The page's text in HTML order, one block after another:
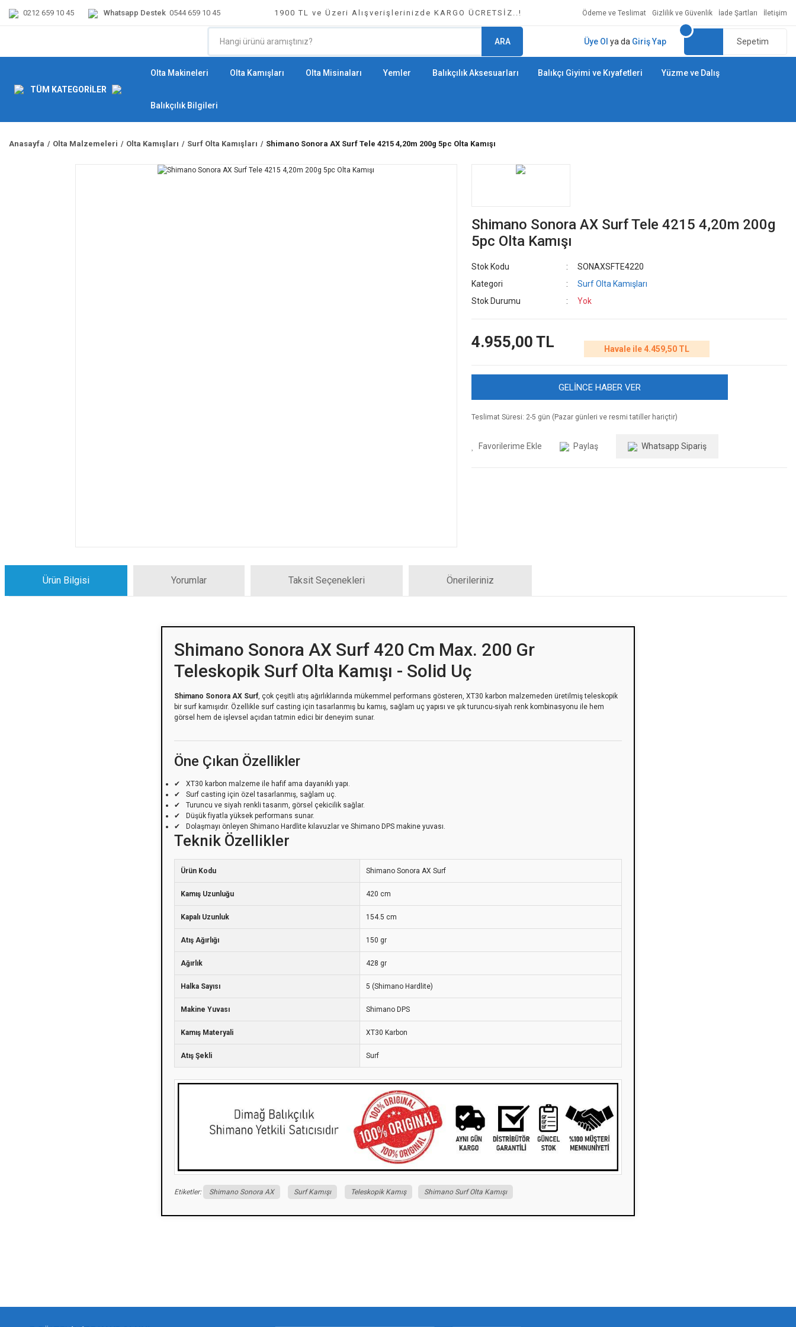
0212 659 10 45 Whatsapp Destek 0544 659 10 45 1900 TL ve Üzeri Alışverişlerinizde KARGO ÜCRETSİZ..! Ödeme ve Teslimat Gizlilik ve Güvenlik İade Şartları İletişim
ARA Üye Ol ya da Giriş Yap Sepetim
TÜM KATEGORİLER
Olta Makineleri Olta Kamışları Olta Misinaları Yemler Balıkçılık Aksesuarları Balıkçı Giyimi ve Kıyafetleri Yüzme ve Dalış
Balıkçılık Bilgileri
Anasayfa Olta Malzemeleri Olta Kamışları Surf Olta Kamışları Shimano Sonora AX Surf Tele 4215 4,20m 200g 5pc Olta Kamışı
Shimano Sonora AX Surf Tele 4215 4,20m 200g
5pc Olta Kamışı
Stok Kodu
SONAXSFTE4220
Kategori
Surf Olta Kamışları
Stok Durumu
Yok
4.955,00 TL Havale ile 4.459,50 TL
GELİNCE HABER VER
Teslimat Süresi: 2-5 gün (Pazar günleri ve resmi tatiller hariçtir)
Paylaş Whatsapp Sipariş
Ürün Bilgisi Yorumlar Taksit Seçenekleri Önerileriniz
Shimano Sonora AX Surf 420 Cm Max. 200 Gr
Teleskopik Surf Olta Kamışı - Solid Uç
Shimano Sonora AX Surf, çok çeşitli atış ağırlıklarında mükemmel performans gösteren, XT30 karbon malzemeden üretilmiş teleskopik
bir surf kamışıdır. Özellikle surf casting için tasarlanmış bu kamış, sağlam uç yapısı ve şık turuncu-siyah renk kombinasyonu ile hem
görsel hem de işlevsel açıdan tatmin edici bir deneyim sunar.
Öne Çıkan Özellikler
XT30 karbon malzeme ile hafif ama dayanıklı yapı.
Surf casting için özel tasarlanmış, sağlam uç.
Turuncu ve siyah renkli tasarım, görsel çekicilik sağlar.
Düşük fiyatla yüksek performans sunar.
Dolaşmayı önleyen Shimano Hardlite kılavuzlar ve Shimano DPS makine yuvası.
Teknik Özellikler
Ürün Kodu Shimano Sonora AX Surf
Kamış Uzunluğu 420 cm
Kapalı Uzunluk 154.5 cm
Atış Ağırlığı 150 gr
Ağırlık 428 gr
Halka Sayısı 5 (Shimano Hardlite)
Makine Yuvası Shimano DPS
Kamış Materyali XT30 Karbon
Atış Şekli Surf
Etiketler: Shimano Sonora AX Surf Kamışı Teleskopik Kamış Shimano Surf Olta Kamışı